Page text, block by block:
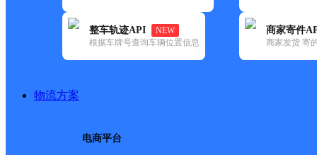
整车轨迹API
NEW
根据车牌号查询车辆位置信息
商家寄件
商家发货 寄
物流方案
电商平台
更新时间：2022-07-12 00:00:00
所属快递：德邦快递
所属区域：四川省-资阳市-乐至县
网点地址：四川省资阳市乐至县通旅镇通旅镇邮电局
网点负责人：